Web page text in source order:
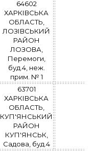
64602
ХАРКІВСЬКА
ОБЛАСТЬ,
ЛОЗІВСЬКИЙ
РАЙОН
ЛОЗОВА,
Перемоги,
буд.4, неж.
прим. № 1
63701
ХАРКІВСЬКА
ОБЛАСТЬ,
КУП'ЯНСЬКИЙ
РАЙОН
КУП'ЯНСЬК,
Садова, буд.4